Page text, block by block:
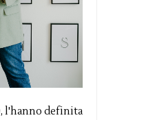
l'hanno definita